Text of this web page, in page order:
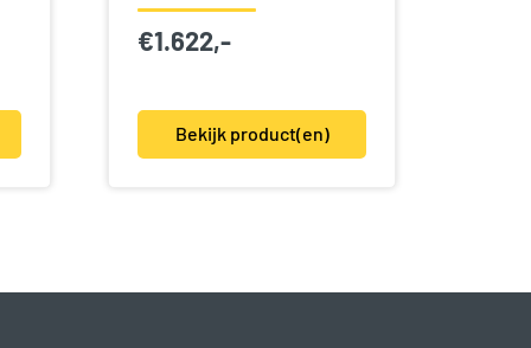
€1.622,-
Bekijk product(en)